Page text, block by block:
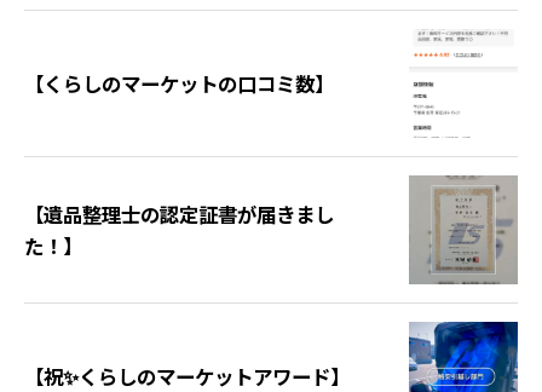
【くらしのマーケットの口コミ数】
【遺品整理士の認定証書が届きまし
た！】
【祝✨くらしのマーケットアワード】